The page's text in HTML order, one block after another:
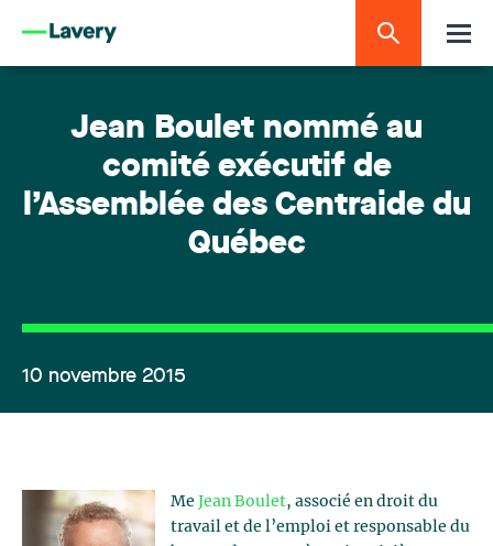
Jean Boulet nommé au
comité exécutif de
l’Assemblée des Centraide du
Québec
10 novembre 2015
Me Jean Boulet, associé en droit du
travail et de l’emploi et responsable du